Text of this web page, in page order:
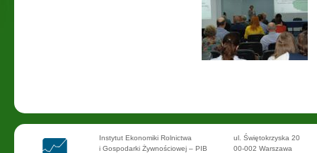
Instytut Ekonomiki Rolnictwa
i Gospodarki Żywnościowej – PIB
ul. Świętokrzyska 20
00-002 Warszawa